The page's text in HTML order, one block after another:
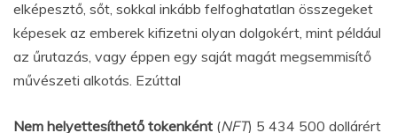
elképesztő, sőt, sokkal inkább felfoghatatlan összegeket
képesek az emberek kifizetni olyan dolgokért, mint például
az űrutazás, vagy éppen egy saját magát megsemmisítő
művészeti alkotás. Ezúttal
Nem helyettesíthető tokenként (NFT) 5 434 500 dollárért